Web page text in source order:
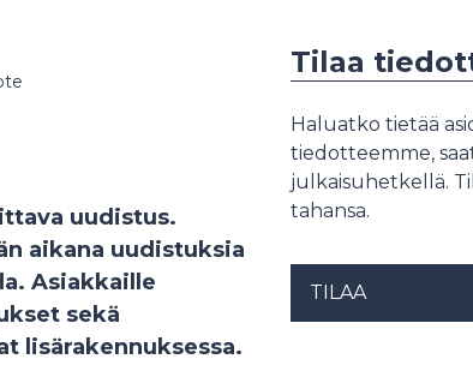
uudistus.
aikana uudistuksia
Asiakkaille
sekä
lisärakennuksessa.
Tilaa
Haluatko tietää
tiedotteemme,
julkaisuhetkellä.
tahansa.
TILAA